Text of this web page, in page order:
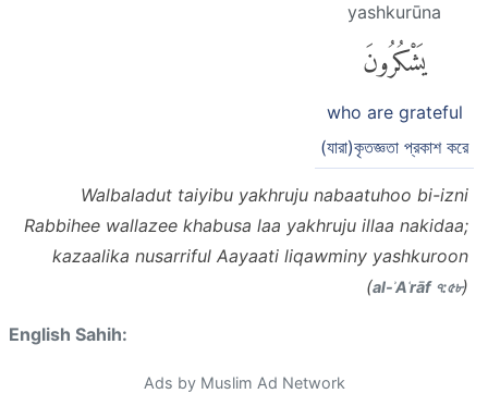
yashkurūna
يَشْكُرُونَ
who are grateful
(যারা)কৃতজ্ঞতা প্রকাশ করে
Walbaladut taiyibu yakhruju nabaatuhoo bi-izni
Rabbihee wallazee khabusa laa yakhruju illaa nakidaa;
kazaalika nusarriful Aayaati liqawminy yashkuroon
(al-ʾAʿrāf ৭:৫৮)
English Sahih:
Ads by Muslim Ad Network